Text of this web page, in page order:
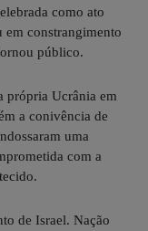
como ato
constrangimento
público.
própria Ucrânia em
a conivência de
uma
com a
de Israel. Nação